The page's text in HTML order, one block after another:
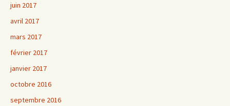
juin 2017
avril 2017
mars 2017
février 2017
janvier 2017
octobre 2016
septembre 2016